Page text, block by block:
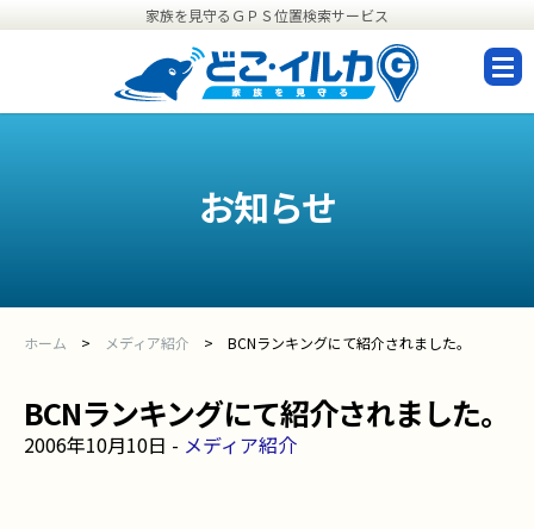
家族を見守るＧＰＳ位置検索サービス
設
定
お知らせ
ホーム メディア紹介 BCNランキングにて紹介されました。
BCNランキングにて紹介されました。
2006年10月10日 - メディア紹介